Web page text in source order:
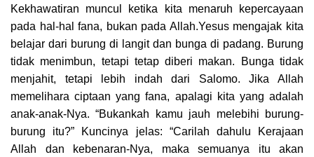
Kekhawatiran muncul ketika kita menaruh kepercayaan
pada hal-hal fana, bukan pada Allah.Yesus mengajak kita
belajar dari burung di langit dan bunga di padang. Burung
tidak menimbun, tetapi tetap diberi makan. Bunga tidak
menjahit, tetapi lebih indah dari Salomo. Jika Allah
memelihara ciptaan yang fana, apalagi kita yang adalah
anak-anak-Nya. “Bukankah kamu jauh melebihi burung-
burung itu?” Kuncinya jelas: “Carilah dahulu Kerajaan
Allah dan kebenaran-Nya, maka semuanya itu akan